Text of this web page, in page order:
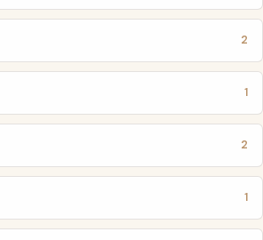
2
1
2
1